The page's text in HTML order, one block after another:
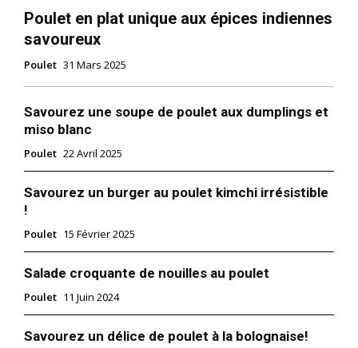
Poulet en plat unique aux épices indiennes
savoureux
Poulet 31 Mars 2025
Savourez une soupe de poulet aux dumplings et
miso blanc
Poulet 22 Avril 2025
Savourez un burger au poulet kimchi irrésistible
!
Poulet 15 Février 2025
Salade croquante de nouilles au poulet
Poulet 11 Juin 2024
Savourez un délice de poulet à la bolognaise!